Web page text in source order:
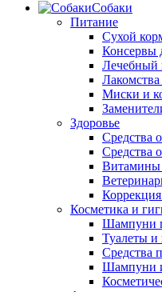
Собаки
Питание
Сухой
Консервы
Лечебный
Лакомства
Миски и
Здоровье
Средства
Средства
Витамины
Косметика и
Шампуни
Туалеты и
Средства
Шампуни